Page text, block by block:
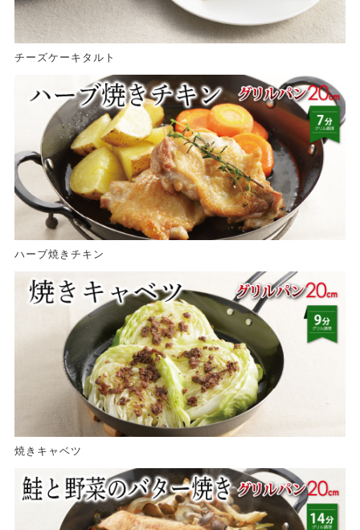
チーズケーキタルト
ハーブ焼きチキン
焼きキャベツ